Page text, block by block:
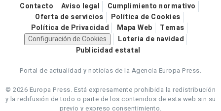
Contacto Aviso legal
Cumplimiento normativo
Oferta de servicios
Política de Cookies
Política de Privacidad
Mapa Web
Temas
Configuración de Cookies
Loteria de navidad
Publicidad estatal
Portal de actualidad y noticias de la Agencia Europa Press.
© 2026 Europa Press. Está expresamente prohibida la redistribución
y la redifusión de todo o parte de los contenidos de esta web sin su
previo y expreso consentimiento.